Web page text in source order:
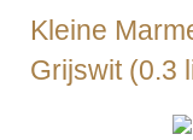
Kleine
Grijswit (0.3